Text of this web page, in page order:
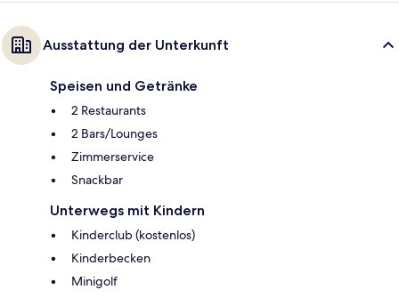
Ausstattung der Unterkunft
Speisen und Getränke
2 Restaurants
2 Bars/Lounges
Zimmerservice
Snackbar
Unterwegs mit Kindern
Kinderclub (kostenlos)
Kinderbecken
Minigolf